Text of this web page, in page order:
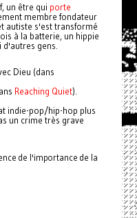
un être qui porte
membre fondateur
autiste s'est transformé
à la batterie, un hippie
gens.
Dieu (dans
Reaching Quiet).
indie-pop/hip-hop plus
un crime très grave
de l'importance de la